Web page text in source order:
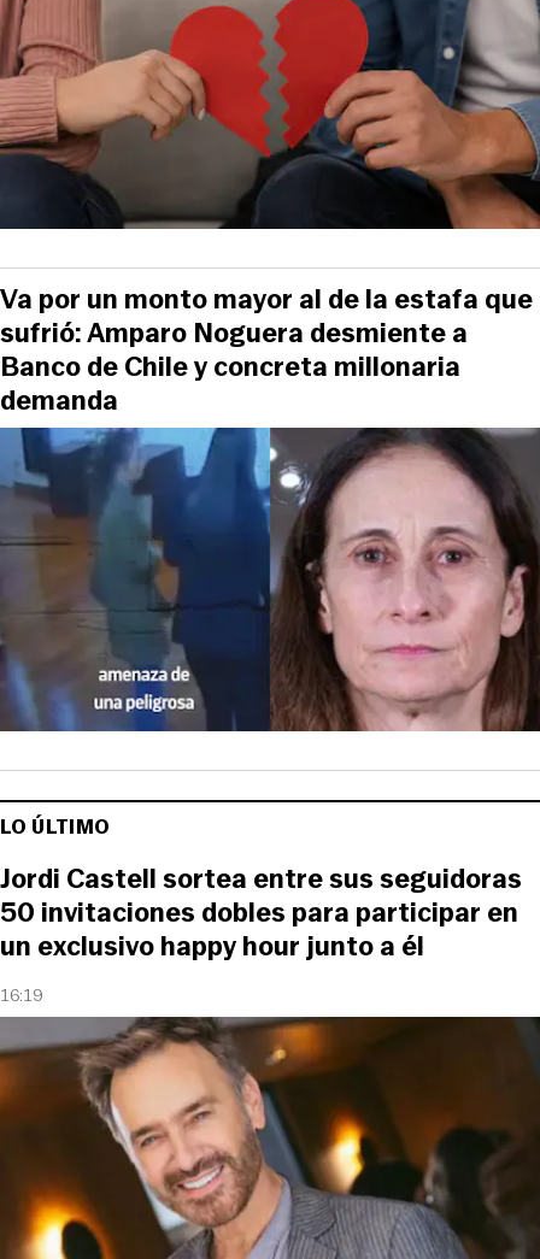
Va por un monto mayor al de la estafa que
sufrió: Amparo Noguera desmiente a
Banco de Chile y concreta millonaria
demanda
LO ÚLTIMO
16:19
Jordi Castell sortea entre sus seguidoras
50 invitaciones dobles para participar en
un exclusivo happy hour junto a él